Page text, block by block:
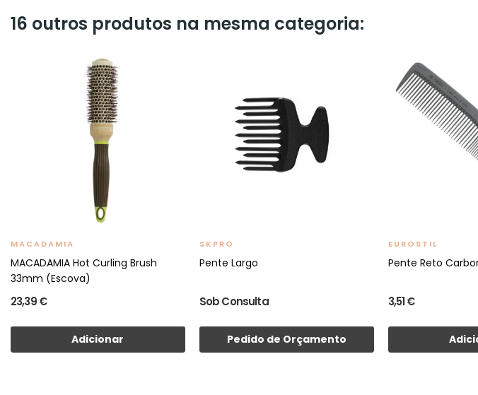
16 outros produtos na mesma categoria:
MACADAMIA
MACADAMIA Hot Curling Brush
33mm (Escova)
23,39 €
Adicionar
SKPRO
Pente Largo
Sob Consulta
Pedido de Orçamento
EUROSTIL
Pente Reto
3,51 €